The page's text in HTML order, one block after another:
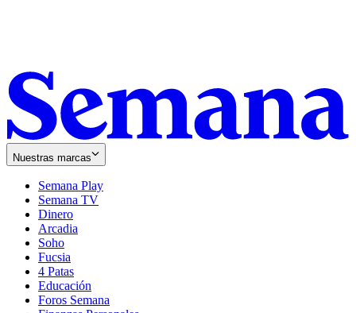
Nuestras marcas
Semana Play
Semana TV
Dinero
Arcadia
Soho
in
new
window
Fucsia
in
new
window
4 Patas
Educación
Foros Semana